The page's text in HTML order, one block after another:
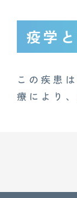
疫学
この疾患
療により